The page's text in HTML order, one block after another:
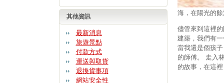
其他資訊
最新消息
旅遊景點
付款方式
運送與取貨
退換貨事項
網站安全性
海，在陽光的
儘管來到這裡
建築，我們有
當我還是個孩
的師傅。 走入
的故事，在這